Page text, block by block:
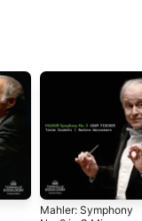
Mahler: Symphony